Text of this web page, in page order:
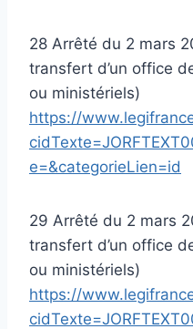
28 Arrêté du 2 mars
transfert d’un office
ou ministériels)
https://
e=&categorieLien=id
29 Arrêté du 2 mars
transfert d’un office
ou ministériels)
https://